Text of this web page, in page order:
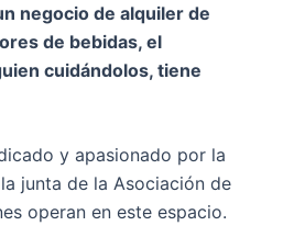
negocio de alquiler de
de bebidas, el
cuidándolos, tiene
y apasionado por la
junta de la Asociación de
operan en este espacio.